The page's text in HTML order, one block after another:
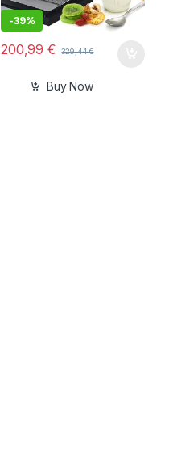
-39%
200,99€ 329,44€
Buy Now